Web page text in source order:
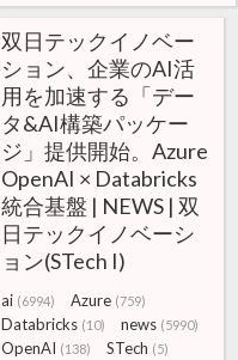
双日テックイノベー
ション、企業のAI活
用を加速する「デー
タ&AI構築パッケー
ジ」提供開始。Azure
OpenAI × Databricks
統合基盤 | NEWS | 双
日テックイノベーシ
ョン(STech I)
ai (6994) Azure (759)
Databricks (10) news (5990)
OpenAI (138) STech (5)